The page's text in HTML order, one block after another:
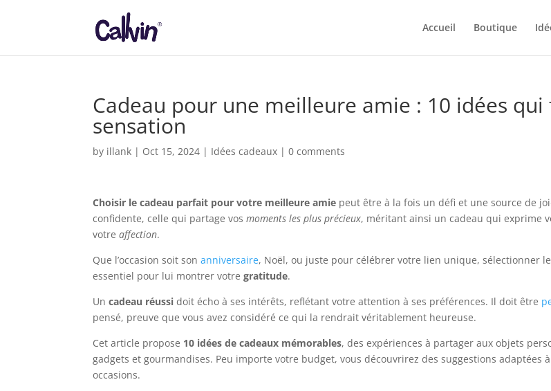
Accueil Boutique
Cadeau pour une meilleure amie : 10 idées
sensation
by illank | Oct 15, 2024 | Idées cadeaux |0 comments
Choisir le cadeau parfait pour votre meilleure amie peut être à la fois un défi et une source de
confidente, celle qui partage vosmoments les plus précieux, méritant ainsi un cadeau qui exprime
votreaffection.
Que l’occasion soit sonanniversaire, Noël, ou juste pour célébrer votre lien unique, sélectionner
essentiel pour lui montrer votregratitude.
Uncadeau réussi doit écho à ses intérêts, reflétant votre attention à ses préférences. Il doit être
pensé, preuve que vous avez considéré ce qui la rendrait véritablement heureuse.
Cet article propose 10 idées de cadeaux mémorables, des expériences à partager aux objets
gadgets et gourmandises. Peu importe votre budget, vous découvrirez des suggestions adaptées
occasions.